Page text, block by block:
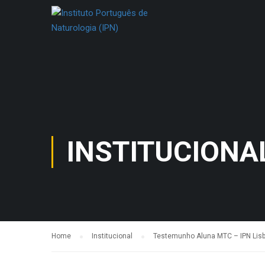
Home Institucional Testemunho Aluna MTC – IPN